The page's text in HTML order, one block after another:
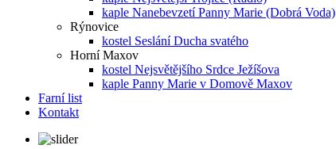
kaple Nanebevzetí Panny Marie (Dobrá Voda)
Rýnovice
kostel Seslání Ducha svatého
Horní Maxov
kostel Nejsvětějšího Srdce Ježíšova
kaple Panny Marie v Domově Maxov
Farní list
Kontakt